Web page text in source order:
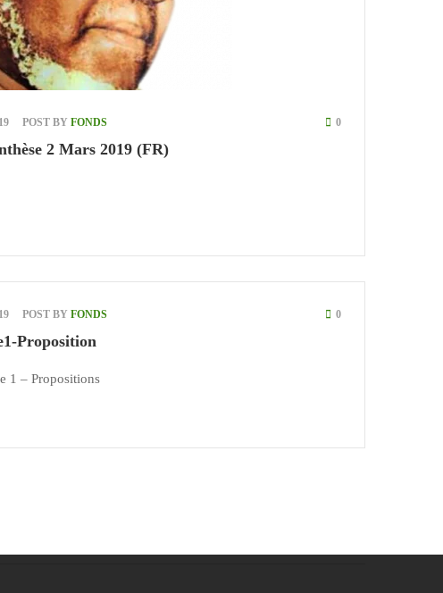
POST BY FONDS 0
2 Mars 2019 (FR)
POST BY FONDS 0
Proposition
1 – Propositions